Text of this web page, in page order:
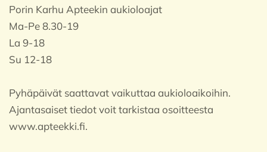
Porin Karhu Apteekin aukioloajat
Ma-Pe 8.30-19
La 9-18
Su 12-18
Pyhäpäivät saattavat vaikuttaa aukioloaikoihin.
Ajantasaiset tiedot voit tarkistaa osoitteesta
www.apteekki.fi.